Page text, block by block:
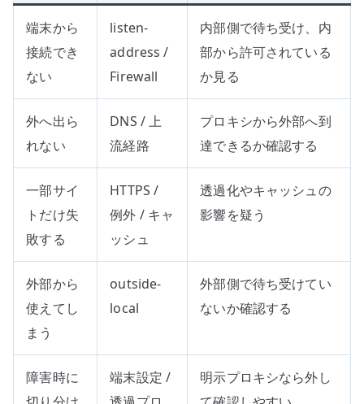
端末から
接続でき
ない
listen-
address /
Firewall
内部側で待ち受け、内
部から許可されている
か見る
外へ出ら
れない
DNS / 上
流経路
プロキシから外部へ到
達できるか確認する
一部サイ
トだけ失
敗する
HTTPS /
例外 / キャ
ッシュ
透過化やキャッシュの
影響を疑う
外部から
使えてし
まう
outside-
local
外部側で待ち受けてい
ないか確認する
障害時に
端末設定 /
明示プロキシなら外し